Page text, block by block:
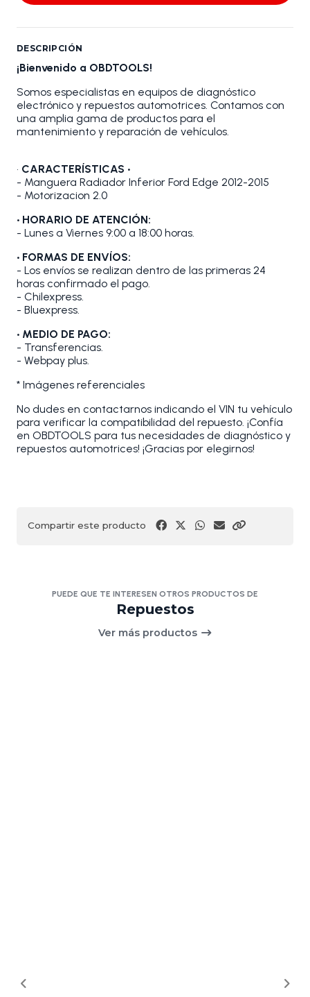
DESCRIPCIÓN
¡Bienvenido a OBDTOOLS!
Somos especialistas en equipos de diagnóstico
electrónico y repuestos automotrices. Contamos con
una amplia gama de productos para el
mantenimiento y reparación de vehículos.
• CARACTERÍSTICAS •
- Manguera Radiador Inferior Ford Edge 2012-2015
- Motorizacion 2.0
• HORARIO DE ATENCIÓN:
- Lunes a Viernes 9:00 a 18:00 horas.
• FORMAS DE ENVÍOS:
- Los envíos se realizan dentro de las primeras 24
horas confirmado el pago.
- Chilexpress.
- Bluexpress.
• MEDIO DE PAGO:
- Transferencias.
- Webpay plus.
* Imágenes referenciales
No dudes en contactarnos indicando el VIN tu vehículo
para verificar la compatibilidad del repuesto. ¡Confía
en OBDTOOLS para tus necesidades de diagnóstico y
repuestos automotrices! ¡Gracias por elegirnos!
Compartir este producto
PUEDE QUE TE INTERESEN OTROS PRODUCTOS DE
Repuestos
Ver más productos